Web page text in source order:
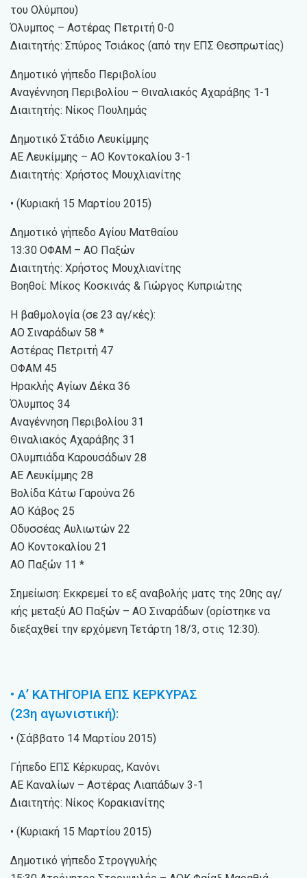
του Ολύμπου)
Όλυμπος – Αστέρας Πετριτή 0-0
Διαιτητής: Σπύρος Τσιάκος (από την ΕΠΣ Θεσπρωτίας)
Δημοτικό γήπεδο Περιβολίου
Αναγέννηση Περιβολίου – Θιναλιακός Αχαράβης 1-1
Διαιτητής: Νίκος Πουλημάς
Δημοτικό Στάδιο Λευκίμμης
ΑΕ Λευκίμμης – ΑΟ Κοντοκαλίου 3-1
Διαιτητής: Χρήστος Μουχλιανίτης
• (Κυριακή 15 Μαρτίου 2015)
Δημοτικό γήπεδο Αγίου Ματθαίου
13:30 ΟΦΑΜ – ΑΟ Παξών
Διαιτητής: Χρήστος Μουχλιανίτης
Βοηθοί: Μίκος Κοσκινάς & Γιώργος Κυπριώτης
Η βαθμολογία (σε 23 αγ/κές):
ΑΟ Σιναράδων 58 *
Αστέρας Πετριτή 47
ΟΦΑΜ 45
Ηρακλής Αγίων Δέκα 36
Όλυμπος 34
Αναγέννηση Περιβολίου 31
Θιναλιακός Αχαράβης 31
Ολυμπιάδα Καρουσάδων 28
ΑΕ Λευκίμμης 28
Βολίδα Κάτω Γαρούνα 26
ΑΟ Κάβος 25
Οδυσσέας Αυλιωτών 22
ΑΟ Κοντοκαλίου 21
ΑΟ Παξών 11 *
Σημείωση: Εκκρεμεί το εξ αναβολής ματς της 20ης αγ/
κής μεταξύ ΑΟ Παξών – ΑΟ Σιναράδων (ορίστηκε να
διεξαχθεί την ερχόμενη Τετάρτη 18/3, στις 12:30).
• Α’ ΚΑΤΗΓΟΡΙΑ ΕΠΣ ΚΕΡΚΥΡΑΣ
(23η αγωνιστική):
• (Σάββατο 14 Μαρτίου 2015)
Γήπεδο ΕΠΣ Κέρκυρας, Κανόνι
ΑΕ Καναλίων – Αστέρας Λιαπάδων 3-1
Διαιτητής: Νίκος Κορακιανίτης
• (Κυριακή 15 Μαρτίου 2015)
Δημοτικό γήπεδο Στρογγυλής